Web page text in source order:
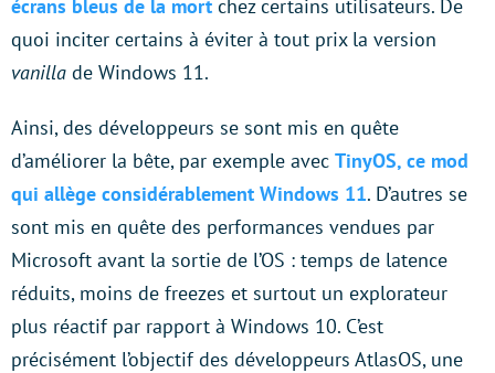
écrans bleus de la mort chez certains utilisateurs. De
quoi inciter certains à éviter à tout prix la version
vanilla de Windows 11.
Ainsi, des développeurs se sont mis en quête
d’améliorer la bête, par exemple avec TinyOS, ce mod
qui allège considérablement Windows 11. D’autres se
sont mis en quête des performances vendues par
Microsoft avant la sortie de l’OS : temps de latence
réduits, moins de freezes et surtout un explorateur
plus réactif par rapport à Windows 10. C’est
précisément l’objectif des développeurs AtlasOS, une